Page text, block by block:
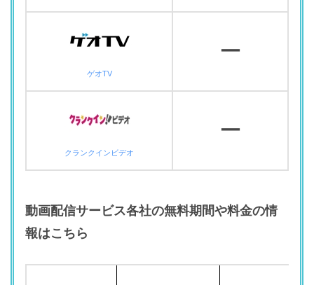
ゲオTV
ー
クランクインビデオ
ー
動画配信サービス各社の無料期間や料金の情
報はこちら